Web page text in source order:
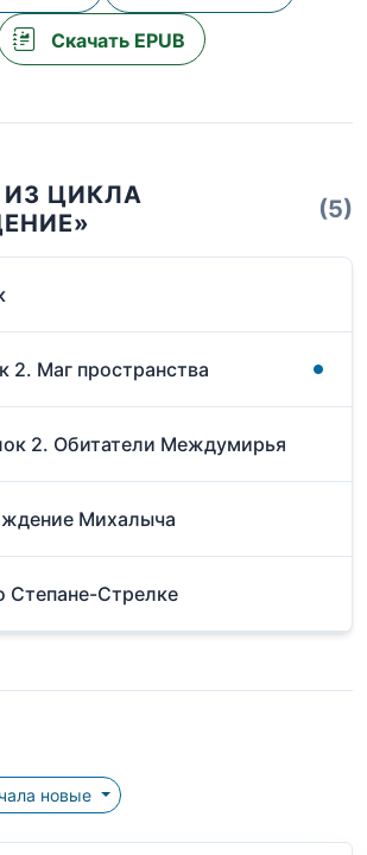
Скачать EPUB
ИЗ ЦИКЛА
(5)
2. Маг пространства
2. Обитатели Междумирья
Михалыча
Степане-Стрелке
Сначала новые